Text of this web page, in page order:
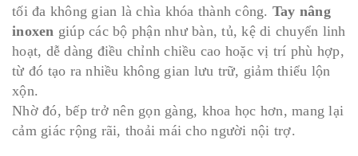
tối đa không gian là chìa khóa thành công. Tay nâng
inoxen giúp các bộ phận như bàn, tủ, kệ di chuyển linh
hoạt, dễ dàng điều chỉnh chiều cao hoặc vị trí phù hợp,
từ đó tạo ra nhiều không gian lưu trữ, giảm thiểu lộn
xộn.
Nhờ đó, bếp trở nên gọn gàng, khoa học hơn, mang lại
cảm giác rộng rãi, thoải mái cho người nội trợ.